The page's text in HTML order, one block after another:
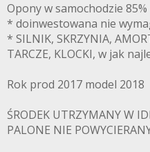
Opony w samochodzie 85%
* doinwestowana nie
* SILNIK, SKRZYNIA,
TARCZE, KLOCKI, w jak
Rok prod 2017 model 2018
ŚRODEK UTRZYMANY W
PALONE NIE